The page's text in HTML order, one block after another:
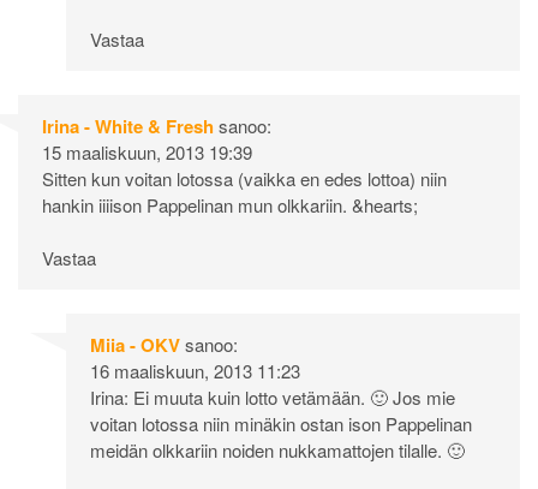
Vastaa
Irina - White & Freshsanoo:
15 maaliskuun, 2013 19:39
Sitten kun voitan lotossa (vaikka en edes lottoa) niin
hankin iiiison Pappelinan mun olkkariin. &hearts;
Vastaa
Miia - OKVsanoo:
16 maaliskuun, 2013 11:23
Irina: Ei muuta kuin lotto vetämään. 🙂 Jos mie
voitan lotossa niin minäkin ostan ison Pappelinan
meidän olkkariin noiden nukkamattojen tilalle. 🙂